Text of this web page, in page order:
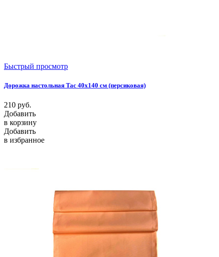
Быстрый просмотр
Дорожка настольная Tac 40x140 см (персиковая)
210 руб.
Добавить
в корзину
Добавить
в избранное